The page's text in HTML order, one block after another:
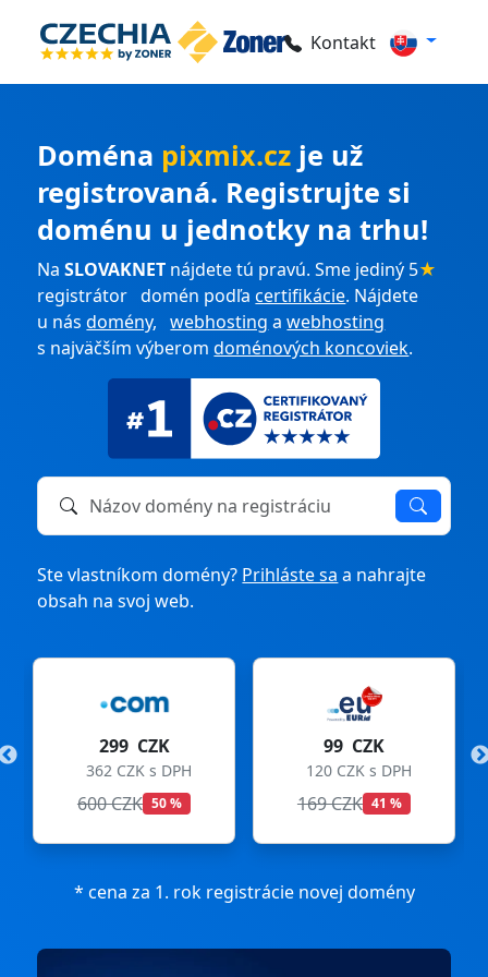
Kontakt
Doména pixmix.cz je už
registrovaná. Registrujte si
doménu u jednotky na trhu!
NaSLOVAKNET nájdete tú pravú. Sme jediný 5★
registrátor domén podľacertifikácie. Nájdete
u násdomény,webhosting awebhosting
s najväčším výberomdoménových koncoviek.
Názov domény na registráciu alebo prevod
Ste vlastníkom domény? Prihláste sa a nahrajte
obsah na svoj web.
299 CZK
362 CZK s DPH
600 CZK 50 %
99 CZK
120 CZK s DPH
169 CZK 41 %
* cena za 1. rok registrácie novej domény